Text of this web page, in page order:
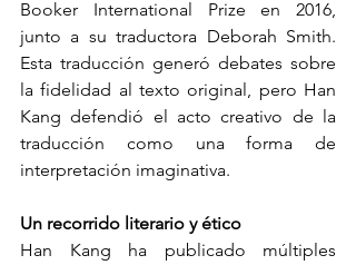
Booker International Prize en 2016,
junto a su traductora Deborah Smith.
Esta traducción generó debates sobre
la fidelidad al texto original, pero Han
Kang defendió el acto creativo de la
traducción como una forma de
interpretación imaginativa.
Un recorrido literario y ético
Han Kang ha publicado múltiples